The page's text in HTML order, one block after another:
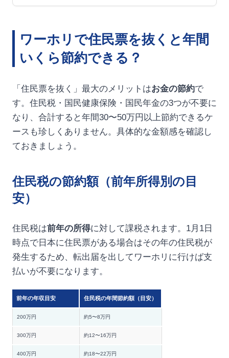
ワーホリで住民票を抜くと年間
いくら節約できる？
「住民票を抜く」最大のメリットはお金の節約で
す。住民税・国民健康保険・国民年金の3つが不要に
なり、合計すると年間30〜50万円以上節約できるケ
ースも珍しくありません。具体的な金額感を確認し
ておきましょう。
住民税の節約額（前年所得別の目
安）
住民税は前年の所得に対して課税されます。1月1日
時点で日本に住民票がある場合はその年の住民税が
発生するため、転出届を出してワーホリに行けば支
払いが不要になります。
前年の年収目安 住民税の年間節約額（目安）
200万円 約5〜8万円
300万円 約12〜16万円
400万円 約18〜22万円